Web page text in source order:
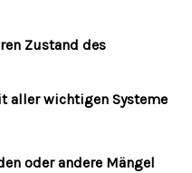
Zustand des
aller wichtigen Systeme
oder andere Mängel